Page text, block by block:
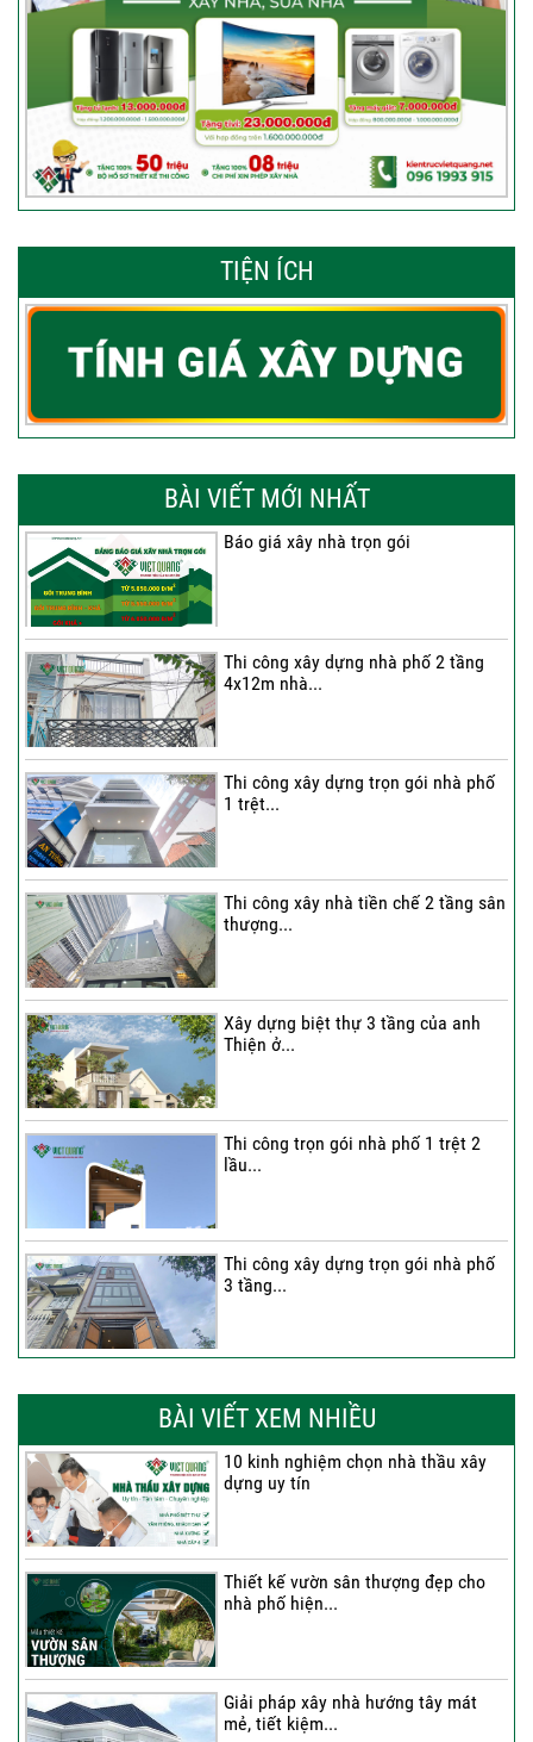
TIỆN ÍCH
BÀI VIẾT MỚI NHẤT
Báo giá xây nhà trọn gói
Thi công xây dựng nhà phố 2 tầng
4x12m nhà...
Thi công xây dựng trọn gói nhà phố
1 trệt...
Thi công xây nhà tiền chế 2 tầng sân
thượng...
Xây dựng biệt thự 3 tầng của anh
Thiện ở...
Thi công trọn gói nhà phố 1 trệt 2
lầu...
Thi công xây dựng trọn gói nhà phố
3 tầng...
Anh...
BÀI VIẾT XEM NHIỀU
10 kinh nghiệm chọn nhà thầu xây
dựng uy tín
Thiết kế vườn sân thượng đẹp cho
nhà phố hiện...
Giải pháp xây nhà hướng tây mát
mẻ, tiết kiệm...